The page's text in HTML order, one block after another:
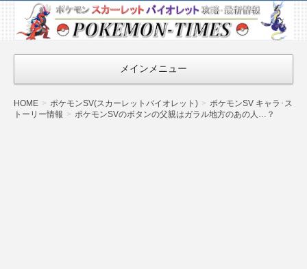
ポケモン最新
情報まとめ
『POKEMON-
TIMES』
メインメニュー
HOME ポケモンSV(スカーレットバイオレット)
ポケモンSV キャラ･ス
トーリー情報
ポケモンSVのボタンの父親はガラル地方のあの人…？